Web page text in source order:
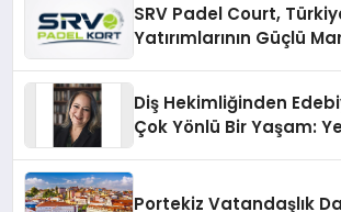
SRV Padel Court,
Yatırımlarının Güçlü
Diş Hekimliğinden
Çok Yönlü Bir Yaşam:
Portekiz Vatandaşlık